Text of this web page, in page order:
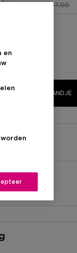
€ 87,00
IN WINKELMANDJE
jou.
en